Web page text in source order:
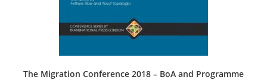
The Migration Conference 2018 – BoA and Programme